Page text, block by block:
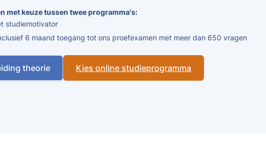
met keuze tussen twee programma's:
studiemotivator
6 maand toegang tot ons proefexamen met meer dan 650 vragen
theorie Kies online studieprogramma